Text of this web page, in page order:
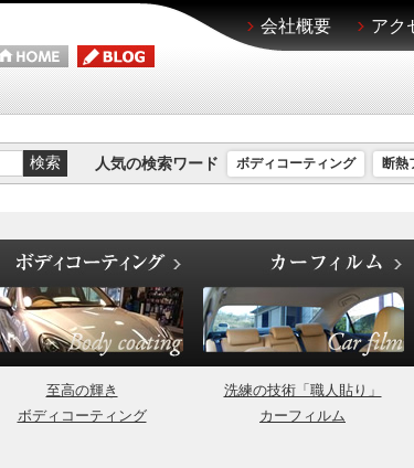
会社概要 アク
人気の検索ワード ボディコーティング 断熱
至高の輝き
ボディコーティング
洗練の技術「職人貼り」
カーフィルム